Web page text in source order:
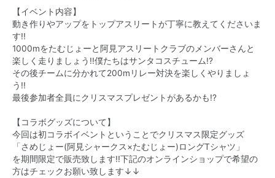
【イベント内容】
動き作りやアップをトップアスリートが丁寧に教えてくださいま
す!!
1000mをたむじょーと阿見アスリートクラブのメンバーさんと
楽しく走りましょう!!僕たちはサンタコスチューム!?
その後チームに分かれて200mリレー対決を楽しくやりましょ
う!!
最後参加者全員にクリスマスプレゼントがあるかも!?
【コラボグッズについて】
今回は初コラボイベントということでクリスマス限定グッズ
「さめじょー(阿見シャークス×たむじょー)ロングTシャツ」
を期間限定で販売致します!!下記のオンラインショップで希望の
方はチェックお願い致します↓↓